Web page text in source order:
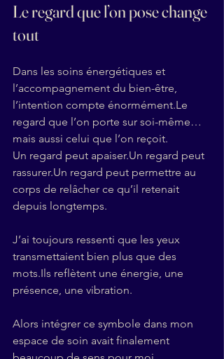
Le regard que l’on pose change
tout
Dans les soins énergétiques et
l’accompagnement du bien-être,
l’intention compte énormément.Le
regard que l’on porte sur soi-même…
mais aussi celui que l’on reçoit.
Un regard peut apaiser.Un regard peut
rassurer.Un regard peut permettre au
corps de relâcher ce qu’il retenait
depuis longtemps.
J’ai toujours ressenti que les yeux
transmettaient bien plus que des
mots.Ils reflètent une énergie, une
présence, une vibration.
Alors intégrer ce symbole dans mon
espace de soin avait finalement